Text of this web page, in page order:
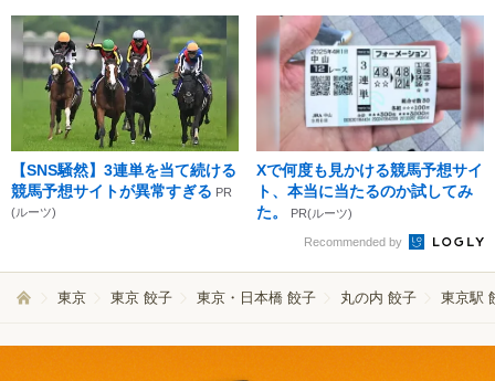
【SNS騒然】3連単を当て続ける
競馬予想サイトが異常すぎる PR
(ルーツ)
Xで何度も見かける競馬予想サイ
ト、本当に当たるのか試してみ
た。
PR(ルーツ)
Recommended by
東京 東京 餃子 東京・日本橋 餃子 丸の内 餃子 東京駅